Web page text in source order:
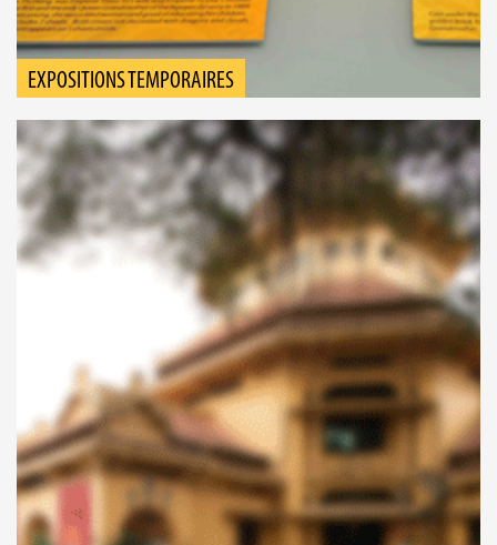
EXPOSITIONS TEMPORAIRES